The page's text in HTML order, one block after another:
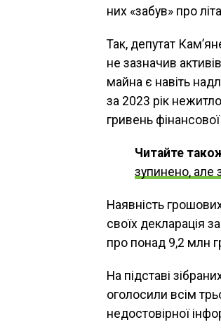
них «забув» про
Так, депутат
не зазначив
майна є навіть
за 2023 рік
гривень
Читайте
зупинено, але
Наявність
своїх декларація
про понад 9,2 млн
На підставі
оголосили всім
недостовірної